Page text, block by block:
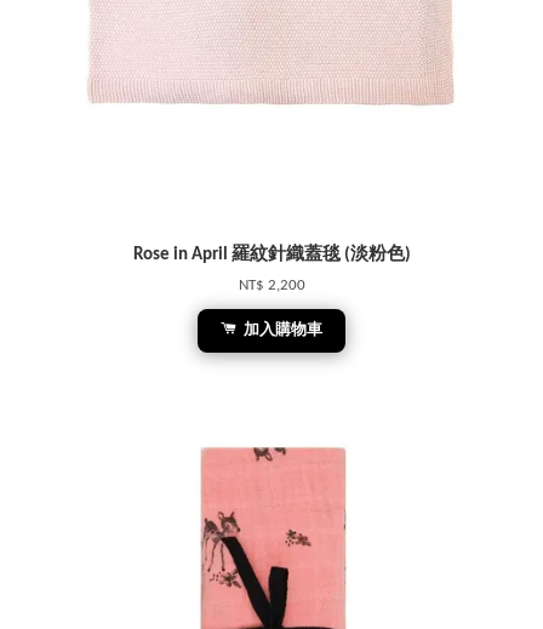
Rose in April 羅紋針織蓋毯 (淡粉色)
NT$ 2,200
加入購物車